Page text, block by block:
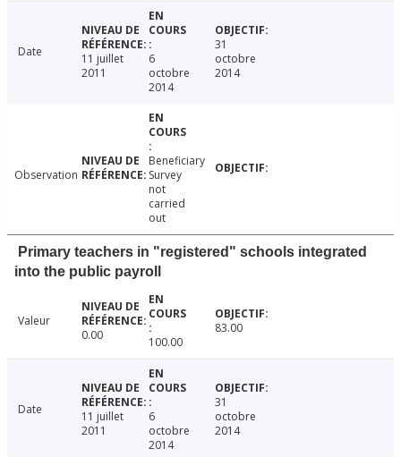
Date
11 juillet
2011
6
octobre
2014
31
octobre
2014
Observation
Beneficiary
Survey
not
carried
out
Primary teachers in "registered" schools integrated
into the public payroll
Valeur
0.00
100.00
83.00
Date
11 juillet
2011
6
octobre
2014
31
octobre
2014